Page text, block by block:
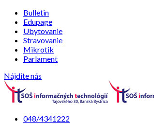
Bulletin
Edupage
Ubytovanie
Stravovanie
Mikrotik
Parlament
Nájdite nás
048/4341222